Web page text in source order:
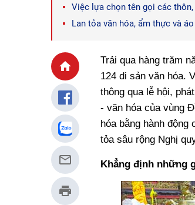
Việc lựa chọn tên gọi các
Lan tỏa văn hóa, ẩm thực và
Trải qua hàng trăm
124 di sản văn hóa.
thông qua lễ hội,
- văn hóa của vùng
hóa bằng hành
tỏa sâu rộng Nghị
Khẳng định những